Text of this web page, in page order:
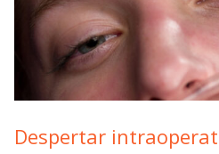
Despertar intraoperatorio: ¿Sueño o